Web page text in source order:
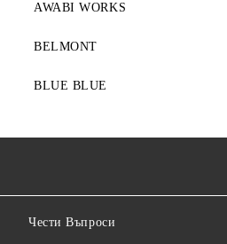
AWABI WORKS
BELMONT
BLUE BLUE
Чести Въпроси